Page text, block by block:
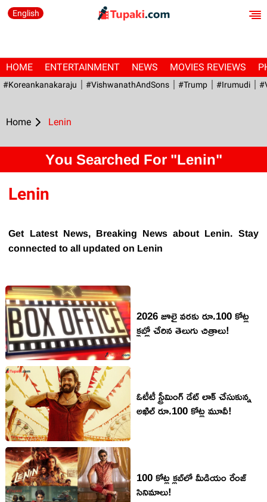
English
HOME ENTERTAINMENT NEWS MOVIES REVIEWS
#Koreankanakaraju #VishwanathAndSons #Trump #irumudi
Home Lenin
You Searched For "Lenin"
Lenin
Get Latest News, Breaking News about Lenin. Stay
connected to all updated on Lenin
2026 జూలై వరకు రూ.100 కోట్ల
క్లబ్లో చేరిన తెలుగు చిత్రాలు!
ఓటీటీ స్ట్రీమింగ్ డేట్ లాక్ చేసుకున్న
అఖిల్ రూ.100 కోట్ల మూవీ!
100 కోట్ల క్లబ్‌లో మీడియం రేంజ్
సినిమాలు!